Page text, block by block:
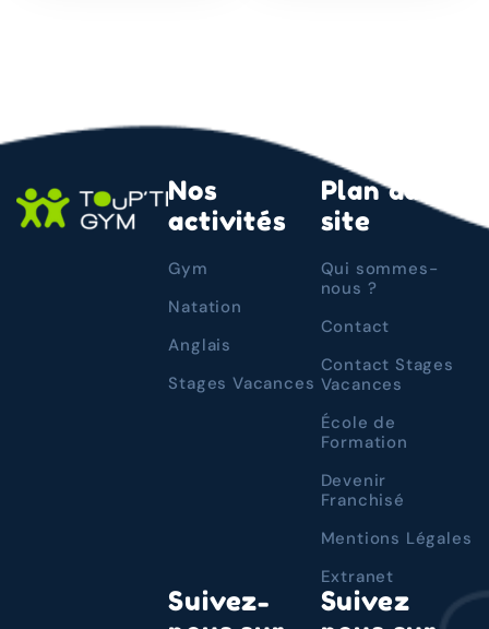
Nos
activités
Gym
Natation
Anglais
Stages Vacances
Plan du
site
Qui sommes-
nous ?
Contact
Contact Stages
Vacances
École de
Formation
Devenir
Franchisé
Mentions Légales
Extranet
Suivez-
Suivez